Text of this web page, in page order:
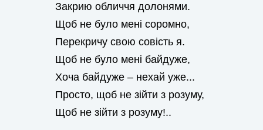
Закрию обличчя долонями.
Щоб не було мені соромно,
Перекричу свою совість я.
Щоб не було мені байдуже,
Хоча байдуже – нехай уже...
Просто, щоб не зійти з розуму,
Щоб не зійти з розуму!..